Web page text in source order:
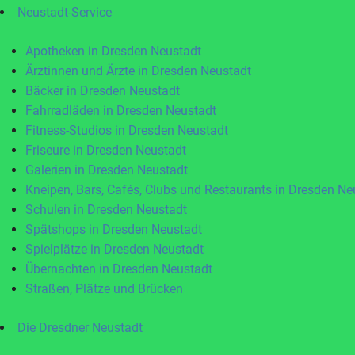
Neustadt-Service
Apotheken in Dresden Neustadt
Ärztinnen und Ärzte in Dresden Neustadt
Bäcker in Dresden Neustadt
Fahrradläden in Dresden Neustadt
Fitness-Studios in Dresden Neustadt
Friseure in Dresden Neustadt
Galerien in Dresden Neustadt
Kneipen, Bars, Cafés, Clubs und Restaurants in Dresden
Schulen in Dresden Neustadt
Spätshops in Dresden Neustadt
Spielplätze in Dresden Neustadt
Übernachten in Dresden Neustadt
Straßen, Plätze und Brücken
Die Dresdner Neustadt